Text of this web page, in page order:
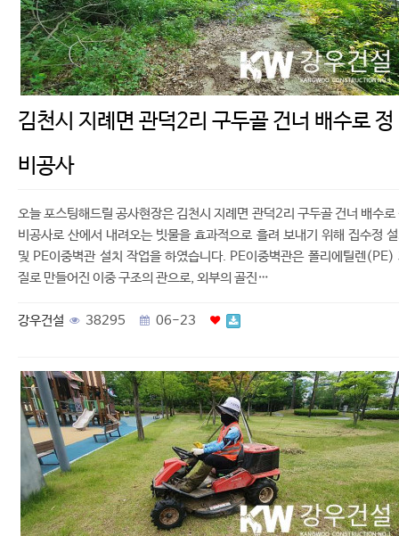
김천시 지례면 관덕2리 구두골 건너 배수로 정
비공사
오늘 포스팅해드릴 공사현장은 김천시 지례면 관덕2리 구두골 건너 배수로
비공사로 산에서 내려오는 빗물을 효과적으로 흘려 보내기 위해 집수정
및 PE이중벽관 설치 작업을 하였습니다. PE이중벽관은 폴리에틸렌(PE)
질로 만들어진 이중 구조의 관으로, 외부의 골진…
강우건설 38295 06-23